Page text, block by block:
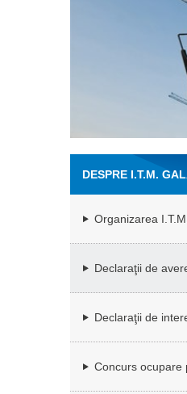
DESPRE I.T.M.
Organizarea
Declaraţii de
Declaraţii de
Concurs ocupare